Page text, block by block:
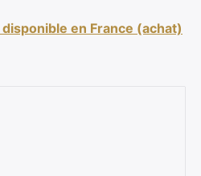
en France (achat)